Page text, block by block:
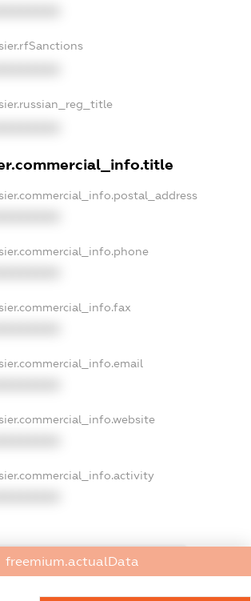
freemium.actualData